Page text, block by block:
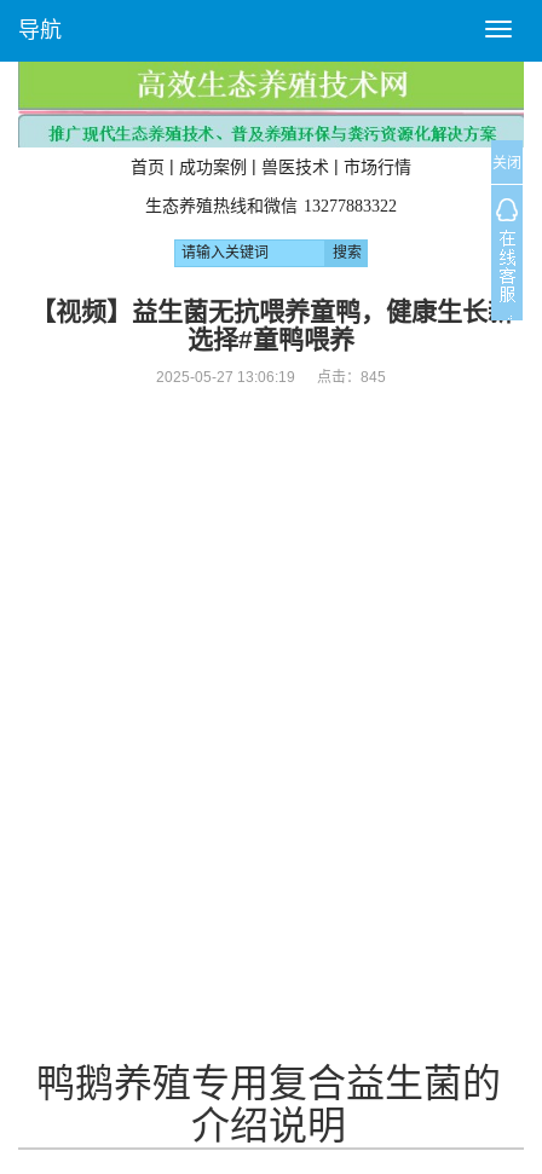
T
o
g
l
e
n
a
v
i
g
a
导航
首页 | 成功案例 | 兽医技术 | 市场行情
生态养殖热线和微信 13277883322
【视频】益生菌无抗喂养童鸭，健康生长新
选择#童鸭喂养
2025-05-27 13:06:19 点击： 845
鸭鹅养殖专用复合益生菌的
介绍说明
关闭